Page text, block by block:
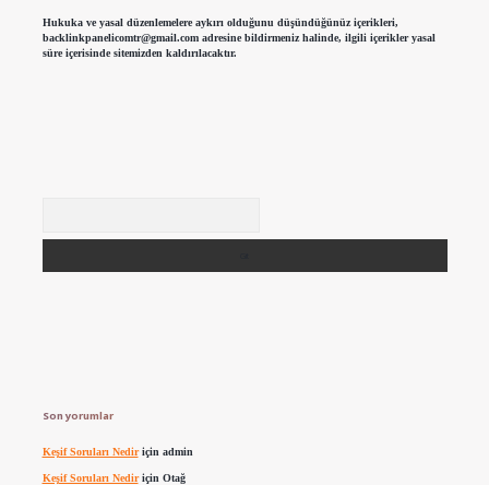
Hukuka ve yasal düzenlemelere aykırı olduğunu düşündüğünüz içerikleri,
backlinkpanelicomtr@gmail.comadresine bildirmeniz halinde, ilgili içerikler yasal
süre içerisinde sitemizden kaldırılacaktır.
Son yorumlar
Keşif Soruları Nediriçin admin
Keşif Soruları Nediriçin Otağ